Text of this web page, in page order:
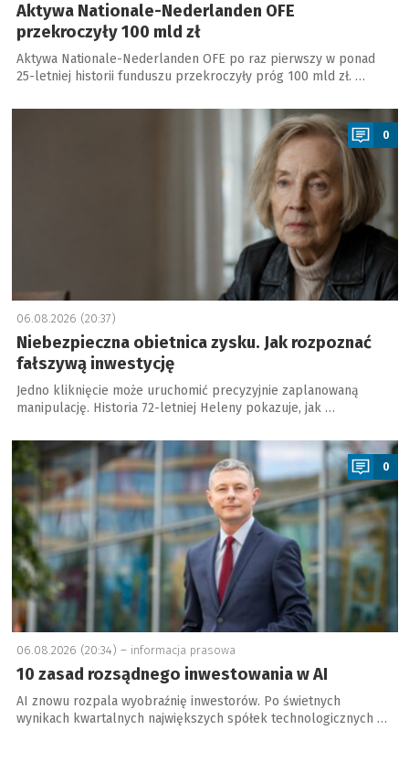
Aktywa Nationale-Nederlanden OFE
przekroczyły 100 mld zł
Aktywa Nationale-Nederlanden OFE po raz pierwszy w ponad
25-letniej historii funduszu przekroczyły próg 100 mld zł. …
a
0
06.08.2026 (20:37)
Niebezpieczna obietnica zysku. Jak rozpoznać
fałszywą inwestycję
Jedno kliknięcie może uruchomić precyzyjnie zaplanowaną
manipulację. Historia 72-letniej Heleny pokazuje, jak …
a
0
06.08.2026 (20:34) – informacja prasowa
10 zasad rozsądnego inwestowania w AI
AI znowu rozpala wyobraźnię inwestorów. Po świetnych
wynikach kwartalnych największych spółek technologicznych …